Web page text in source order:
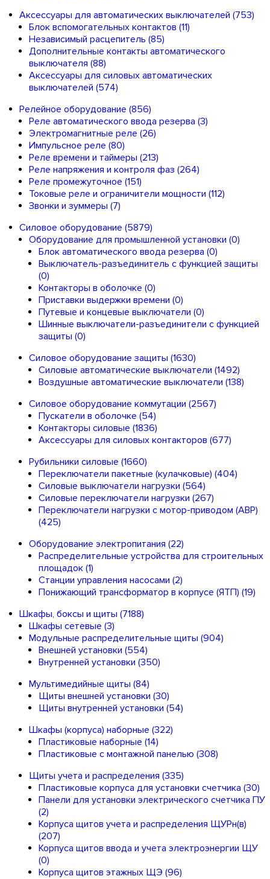
Аксессуары для автоматических выключателей (753)
Блок вспомогательных контактов (11)
Независимый расцепитель (85)
Дополнительные контакты автоматического
выключателя (88)
Аксессуары для силовых автоматических
выключателей (574)
Релейное оборудование (856)
Реле автоматического ввода резерва (3)
Электромагнитные реле (26)
Импульсное реле (80)
Реле времени и таймеры (213)
Реле напряжения и контроля фаз (264)
Реле промежуточное (151)
Токовые реле и ограничители мощности (112)
Звонки и зуммеры (7)
Силовое оборудование (5879)
Оборудование для промышленной установки (0)
Блок автоматического ввода резерва (0)
Выключатель-разъединитель с функцией защиты
(0)
Контакторы в оболочке (0)
Приставки выдержки времени (0)
Путевые и концевые выключатели (0)
Шинные выключатели-разъединители с функцией
защиты (0)
Силовое оборудование защиты (1630)
Силовые автоматические выключатели (1492)
Воздушные автоматические выключатели (138)
Силовое оборудование коммутации (2567)
Пускатели в оболочке (54)
Контакторы силовые (1836)
Аксессуары для силовых контакторов (677)
Рубильники силовые (1660)
Переключатели пакетные (кулачковые) (404)
Силовые выключатели нагрузки (564)
Cиловые переключатели нагрузки (267)
Переключатели нагрузки с мотор-приводом (АВР)
(425)
Оборудование электропитания (22)
Распределительные устройства для строительных
площадок (1)
Станции управления насосами (2)
Понижающий трансформатор в корпусе (ЯТП) (19)
Шкафы, боксы и щиты (7188)
Шкафы сетевые (3)
Модульные распределительные щиты (904)
Внешней установки (554)
Внутренней установки (350)
Мультимедийные щиты (84)
Щиты внешней установки (30)
Щиты внутренней установки (54)
Шкафы (корпуса) наборные (322)
Пластиковые наборные (14)
Пластиковые с монтажной панелью (308)
Щиты учета и распределения (335)
Пластиковые корпуса для установки счетчика (30)
Панели для установки электрического счетчика ПУ
(2)
Корпуса щитов учета и распределения ЩУРн(в)
(207)
Корпуса щитов ввода и учета электроэнергии ЩУ
(0)
Корпуса щитов этажных ЩЭ (96)